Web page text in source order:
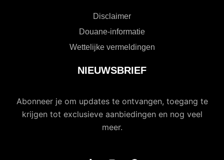
Disclaimer
Douane-informatie
Wettelijke vermeldingen
NIEUWSBRIEF
Abonneer je om updates te ontvangen, toegang te
krijgen tot exclusieve aanbiedingen en nog veel
meer.